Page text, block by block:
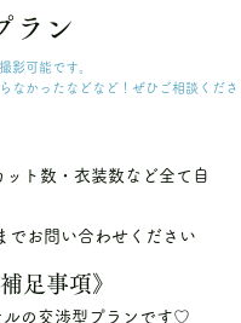
ラン
影可能です。
なかったなどなど！ぜひご相談くださ
ト数・衣装数など全て自
でお問い合わせください
補足事項》
ルの交渉型プランです♡